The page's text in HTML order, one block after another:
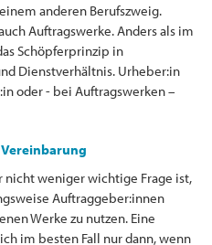
anderen Berufszweig.
Auftragswerke. Anders als im
Schöpferprinzip in
Dienstverhältnis. Urheber:in
oder - bei Auftragswerken –
nicht weniger wichtige Frage ist,
Auftraggeber:innen
Werke zu nutzen. Eine
im besten Fall nur dann, wenn